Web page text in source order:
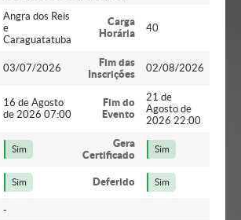
Angra dos Reis
e
Caraguatatuba
Carga
Horária
40
03/07/2026
Fim das
Inscrições
02/08/2026
16 de Agosto
de 2026 07:00
Fim do
Evento
21 de
Agosto de
2026 22:00
Sim
Gera
Certificado
Sim
Sim Deferido Sim
-